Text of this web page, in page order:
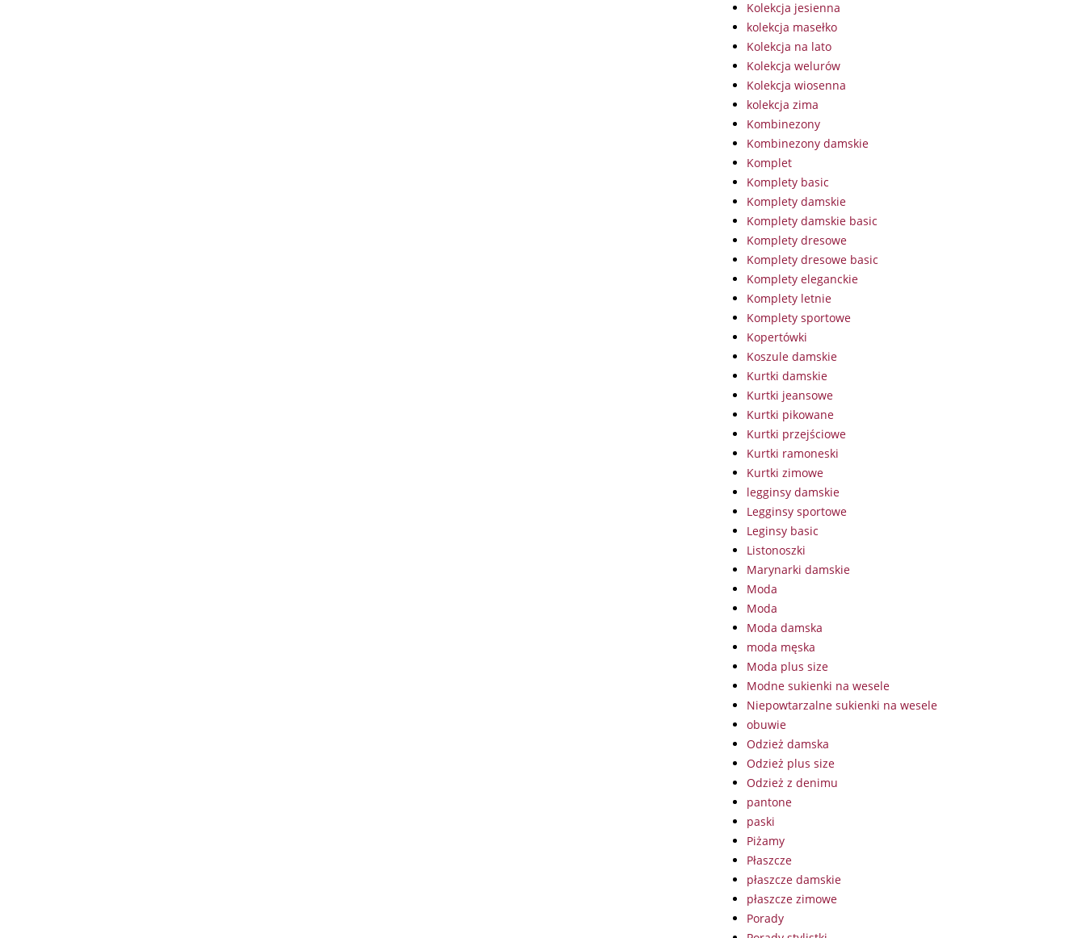
Kolekcja jesienna
kolekcja masełko
Kolekcja na lato
Kolekcja welurów
Kolekcja wiosenna
kolekcja zima
Kombinezony
Kombinezony damskie
Komplet
Komplety basic
Komplety damskie
Komplety damskie basic
Komplety dresowe
Komplety dresowe basic
Komplety eleganckie
Komplety letnie
Komplety sportowe
Kopertówki
Koszule damskie
Kurtki damskie
Kurtki jeansowe
Kurtki pikowane
Kurtki przejściowe
Kurtki ramoneski
Kurtki zimowe
legginsy damskie
Legginsy sportowe
Leginsy basic
Listonoszki
Marynarki damskie
Moda
Moda
Moda damska
moda męska
Moda plus size
Modne sukienki na wesele
Niepowtarzalne sukienki na wesele
obuwie
Odzież damska
Odzież plus size
Odzież z denimu
pantone
paski
Piżamy
Płaszcze
płaszcze damskie
płaszcze zimowe
Porady